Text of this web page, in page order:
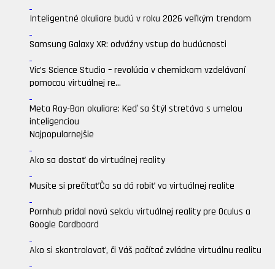
Inteligentné okuliare budú v roku 2026 veľkým trendom
Samsung Galaxy XR: odvážny vstup do budúcnosti
Vic’s Science Studio – revolúcia v chemickom vzdelávaní
pomocou virtuálnej re...
Meta Ray-Ban okuliare: Keď sa štýl stretáva s umelou
inteligenciou
Najpopularnejšie
Ako sa dostať do virtuálnej reality
Musíte si prečítaťČo sa dá robiť vo virtuálnej realite
Pornhub pridal novú sekciu virtuálnej reality pre Oculus a
Google Cardboard
Ako si skontrolovať, či Váš počítač zvládne virtuálnu realitu